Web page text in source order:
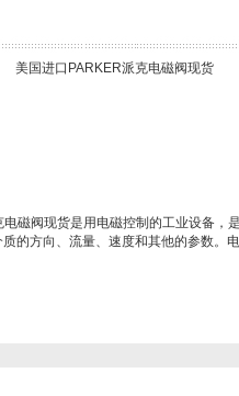
美国进口PARKER派克电磁阀现货
磁阀现货是用电磁控制的工业设备
的方向、流量、速度和其他的参数。